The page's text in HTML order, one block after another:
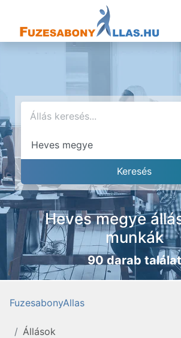
Heves megye
munkák
90 darab találat
FuzesabonyAllas
Állások